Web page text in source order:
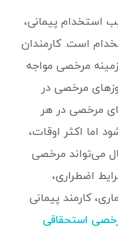
استخدام پیمانی،
است. کارمندان
مرخصی مواجه
مرخصی در
مرخصی در هر
اما اکثر اوقات،
۳۰ روز در سال می‌تواند مرخصی
اضطراری،
کارمند پیمانی
استحقاقی